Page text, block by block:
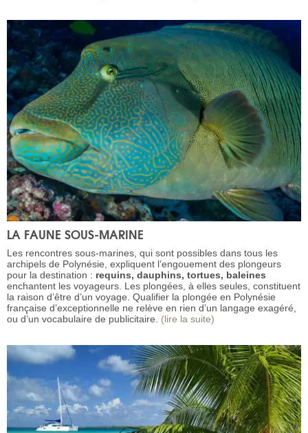
LA FAUNE SOUS-MARINE
Les rencontres sous-marines, qui sont possibles dans tous les
archipels de Polynésie, expliquent l’engouement des plongeurs
pour la destination : requins, dauphins, tortues, baleines
enchantent les voyageurs. Les plongées, à elles seules, constituent
la raison d’être d’un voyage. Qualifier la plongée en Polynésie
française d’exceptionnelle ne relève en rien d’un langage exagéré,
ou d’un vocabulaire de publicitaire. (lire la suite)